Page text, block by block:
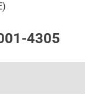
4305